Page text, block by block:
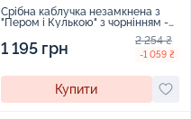
Срібна каблучка незамкнена з
"Пером і Кулькою" з чорнінням -
1 195 грн 2 254 ₴
-1 059 ₴
Купити